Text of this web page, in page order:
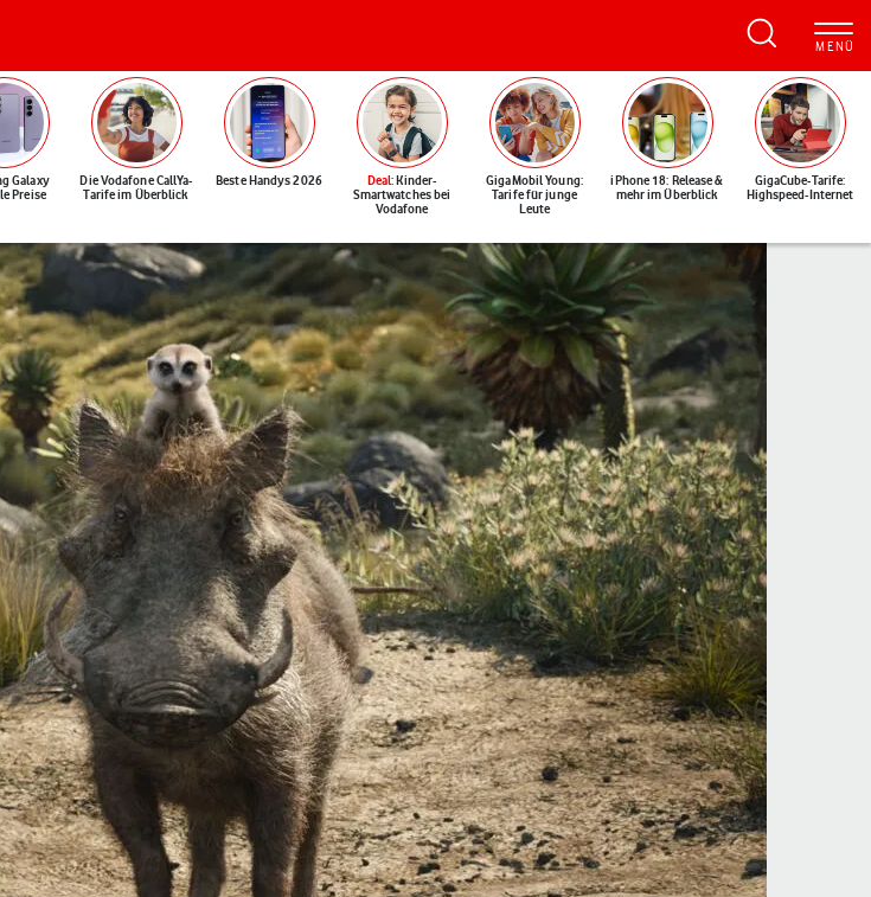
Galaxy
Preise
Die Vodafone CallYa-
Tarife im Überblick
Beste Handys 2026 Deal: Kinder-
Smartwatches bei
Vodafone
GigaMobil Young:
Tarife für junge
Leute
iPhone 18: Release &
mehr im Überblick
GigaCube-Tarife:
Highspeed-Internet